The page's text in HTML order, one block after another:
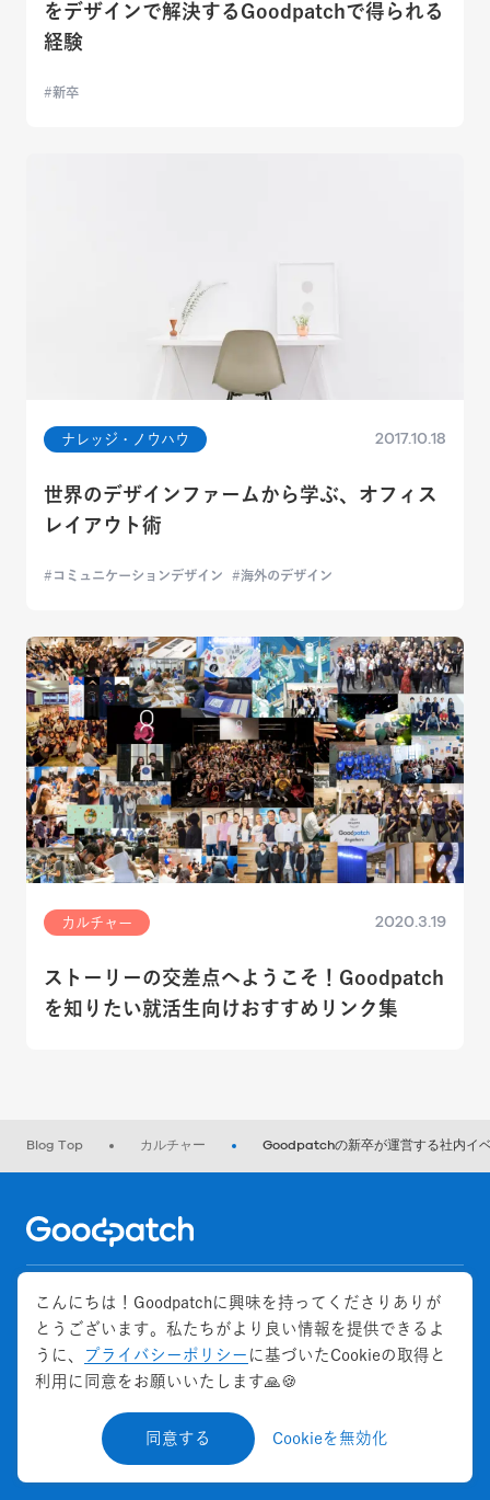
をデザインで解決するGoodpatchで得られる
経験
新卒
ナレッジ・ノウハウ 2017.10.18
世界のデザインファームから学ぶ、オフィス
レイアウト術
コミュニケーションデザイン 海外のデザイン
カルチャー 2020.3.19
ストーリーの交差点へようこそ！Goodpatch
を知りたい就活生向けおすすめリンク集
Blog Top カルチャー Goodpatchの新卒が運営する社内イ
Categories
Keywords
こんにちは！Goodpatchに興味を持ってくださりありが
とうございます。私たちがより良い情報を提供できるよ
うに、
プライバシーポリシー に基づいたCookieの取得と
利用に同意をお願いいたします🙏🍪
同意する Cookieを無効化